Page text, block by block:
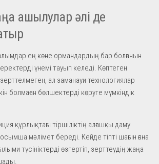
ашылулар әлі де
ең көне ормандардың бар болғанын
үнемі тауып келеді. Көптеген
ал заманауи технологиялар
болмаған бөлшектерді көруге мүмкіндік
құрлықтағы тіршіліктің алғашқы даму
мәлімет береді. Кейде тіпті шағын ғана
түсініктерді өзгертіп, зерттеудің жаңа